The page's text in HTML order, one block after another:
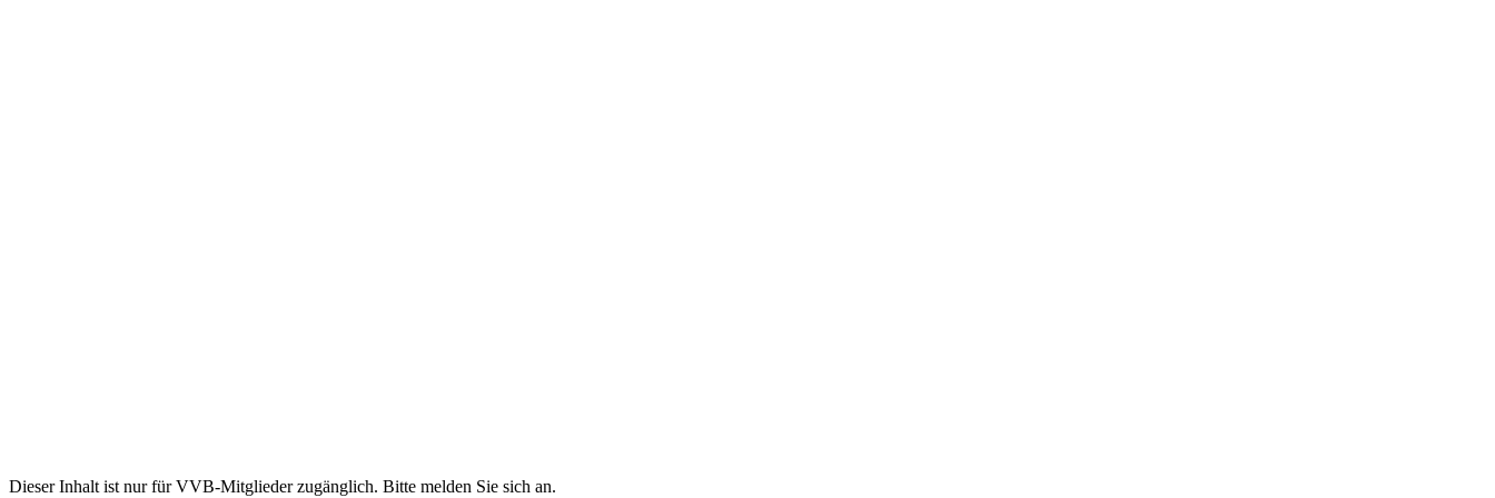
Dieser Inhalt ist nur für VVB-Mitglieder zugänglich. Bitte melden Sie sich an.